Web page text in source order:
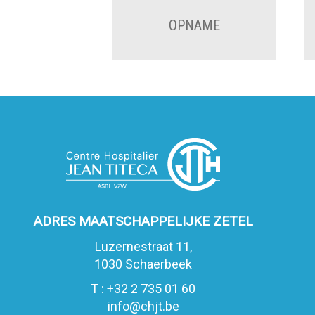
OPNAME
ADRES MAATSCHAPPELIJKE ZETEL
Luzernestraat 11,
1030 Schaerbeek
T : +32 2 735 01 60
info@chjt.be